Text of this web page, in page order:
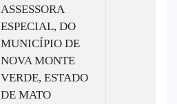
ASSESSORA
ESPECIAL, DO
MUNICÍPIO DE
NOVA MONTE
VERDE, ESTADO
DE MATO